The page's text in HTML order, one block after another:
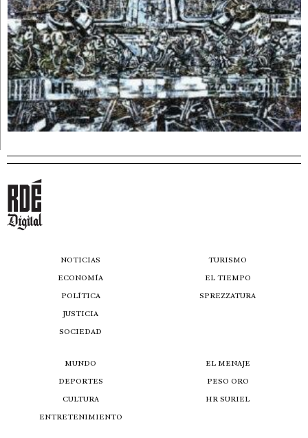
NOTICIAS
ECONOMÍA
POLÍTICA
JUSTICIA
SOCIEDAD
TURISMO
EL TIEMPO
SPREZZATURA
MUNDO
DEPORTES
CULTURA
ENTRETENIMIENTO
EL MENAJE
PESO ORO
HR SURIEL